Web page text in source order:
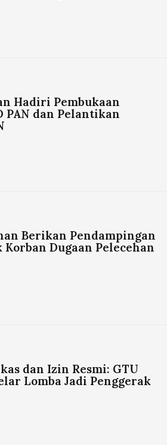
Hadiri Pembukaan
PAN dan Pelantikan
Berikan Pendampingan
Korban Dugaan Pelecehan
dan Izin Resmi: GTU
Lomba Jadi Penggerak